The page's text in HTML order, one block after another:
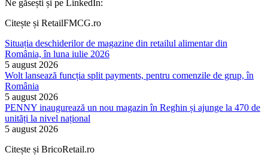
Ne găsești și pe LinkedIn:
Citește și RetailFMCG.ro
Situația deschiderilor de magazine din retailul alimentar din
România, în luna iulie 2026
5 august 2026
Wolt lansează funcția split payments, pentru comenzile de grup, în
România
5 august 2026
PENNY inaugurează un nou magazin în Reghin și ajunge la 470 de
unități la nivel național
5 august 2026
Citește și BricoRetail.ro